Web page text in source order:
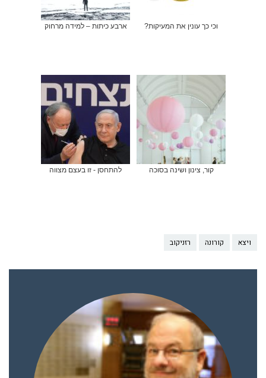
וכי כך עונין את המעיקות? ארבע כיתות – למידה מרחוק
קור, צינון ושינה בסוכה להתחסן - זו בעצם מצווה
ויצא קורונה רזניקוב